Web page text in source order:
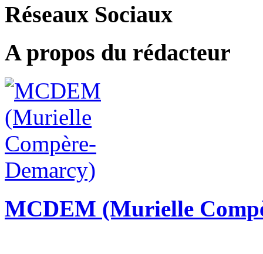
Réseaux Sociaux
A propos du rédacteur
MCDEM (Murielle